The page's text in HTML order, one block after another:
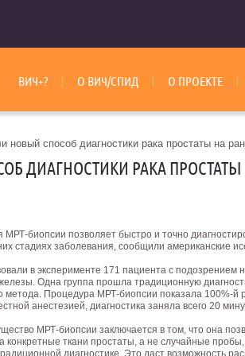
ВИЧ+? О ВИЧ/СПИД О ПРОЕКТЕ
новый способ диагностики рака простаты на
ДИАГНОСТИКИ РАКА
МРТ-биопсии позволяет быстро и точно
стадиях заболевания, сообщили американские
в эксперименте 171 пациента с подозрением
Одна группа прошла традиционную
метода. Процедура МРТ-биопсии показала 100%-й
анестезией, диагностика заняла всего 20
МРТ-биопсии заключается в том, что она
конкретные ткани простаты, а не случайные пробы,
диагностике. Это даст возможность